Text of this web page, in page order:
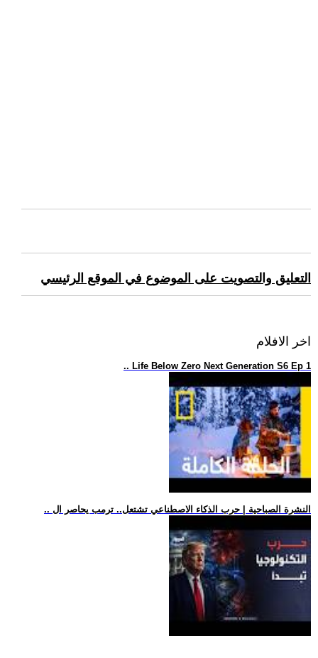
التعليق والتصويت على الموضوع في الموقع الرئيسي
اخر الافلام
.. Life Below Zero Next Generation S6 Ep 1
.. النشرة الصباحية | حرب الذكاء الاصطناعي تشتعل.. ترمب يحاصر ال